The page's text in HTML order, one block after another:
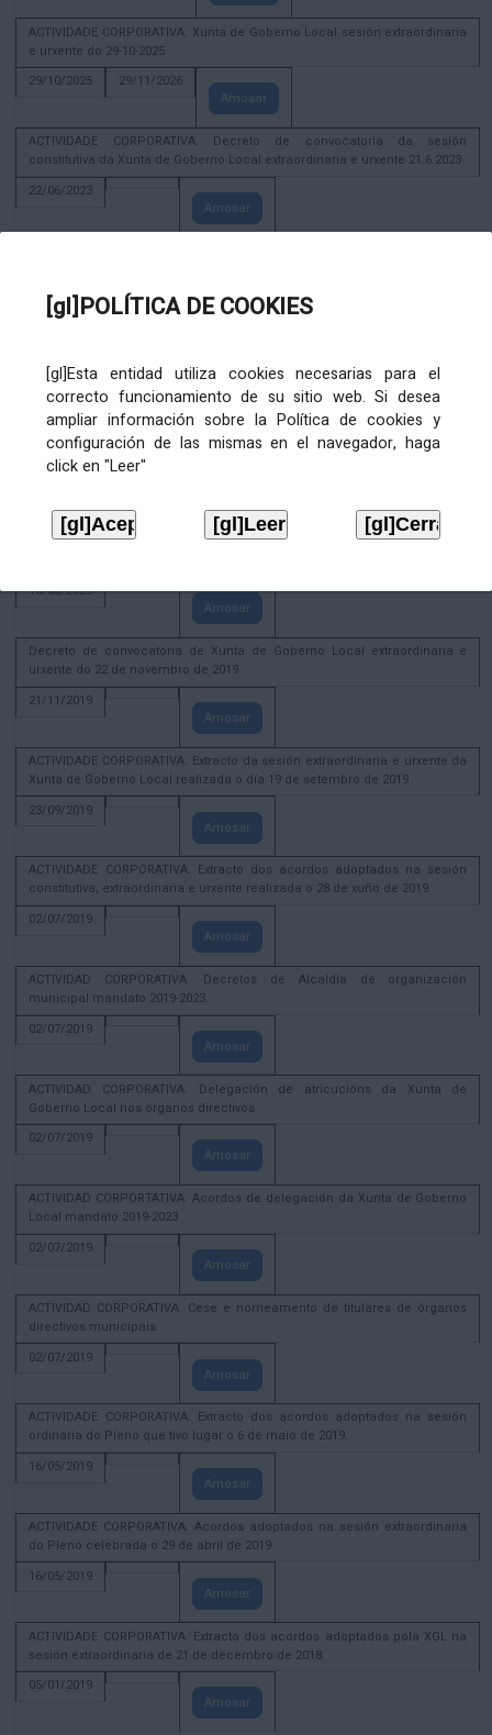
[gl]POLÍTICA DE COOKIES
[gl]Esta entidad utiliza cookies necesarias para el
correcto funcionamiento de su sitio web. Si desea
ampliar información sobre la Política de cookies y
configuración de las mismas en el navegador, haga
click en "Leer"
ACTIVIDADE CORPORATIVA. Xunta de Goberno Local sesión extraordinaria
e urxente do 29-10-2025
29/10/2025
29/11/2026
Amosar
ACTIVIDADE CORPORATIVA. Decreto de convocatoria da sesión
constitutiva da Xunta de Goberno Local extraordinaria e urxente 21.6.2023
22/06/2023
Amosar
Amosar
28/12/2020
Amosar
ACTIVIDADE CORPORATIVA. Extracto do Pleno ordinario de data 2.7.2020
ACTIVIDADE CORPORATIVA. Extracto da Xunta de Goberno Local de 17 de
18/06/2020
Amosar
Decreto de convocatoria de Xunta de Goberno Local extraordinaria e
urxente do 22 de novembro de 2019
21/11/2019
Amosar
ACTIVIDADE CORPORATIVA. Extracto da sesión extraordinaria e urxente da
Xunta de Goberno Local realizada o día 19 de setembro de 2019
23/09/2019
Amosar
ACTIVIDADE CORPORATIVA. Extracto dos acordos adoptados na sesión
constitutiva, extraordinaria e urxente realizada o 28 de xuño de 2019
02/07/2019
Amosar
ACTIVIDAD CORPORATIVA. Decretos de Alcaldía de organización
municipal mandato 2019-2023.
02/07/2019
Amosar
ACTIVIDAD CORPORATIVA. Delegación de atricucións da Xunta de
Goberno Local nos órganos directivos.
02/07/2019
Amosar
ACTIVIDAD CORPORTATIVA. Acordos de delegación da Xunta de Goberno
Local mandato 2019-2023
02/07/2019
Amosar
ACTIVIDAD CORPORATIVA. Cese e nomeamento de titulares de órganos
directivos municipais.
02/07/2019
Amosar
ACTIVIDADE CORPORATIVA. Extracto dos acordos adoptados na sesión
ordinaria do Pleno que tivo lugar o 6 de maio de 2019.
16/05/2019
Amosar
ACTIVIDADE CORPORATIVA. Acordos adoptados na sesión extraordinaria
do Pleno celebrada o 29 de abril de 2019
16/05/2019
Amosar
ACTIVIDADE CORPORATIVA. Extracto dos acordos adoptados pola XGL na
sesión extraordinaria de 21 de decembro de 2018.
05/01/2019
Amosar